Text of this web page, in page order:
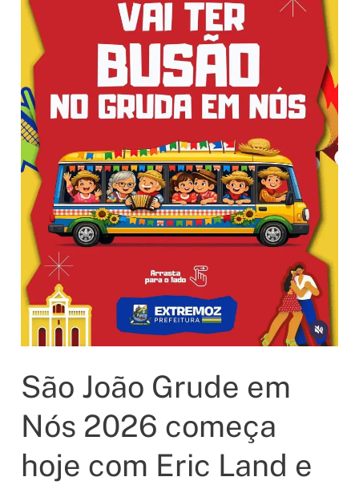
São João Grude em
Nós 2026 começa
hoje com Eric Land e